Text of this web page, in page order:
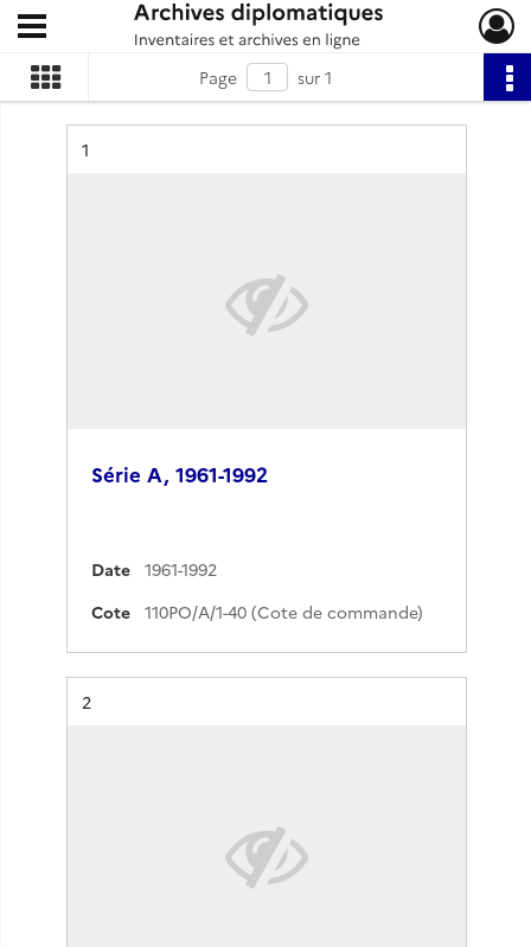
Archives diplomatiques
Ouvrir le menu déroulant
Page sur 1
Résultat n°
1
Série A, 1961-1992
Date
1961-1992
Cote
110PO/A/1-40 (Cote de commande)
Résultat n°
2